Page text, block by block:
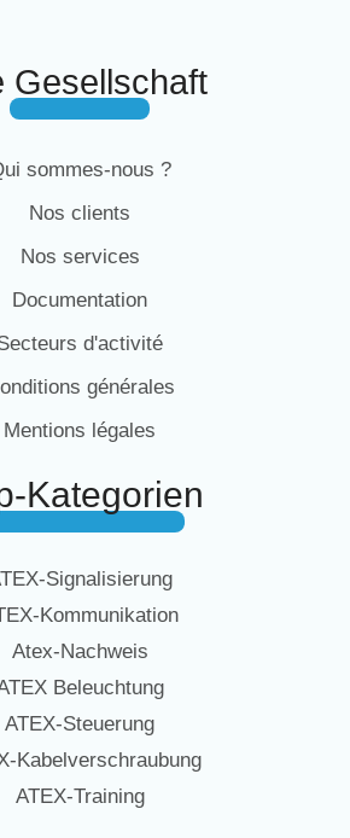
Gesellschaft
sommes-nous ?
Nos clients
Nos services
Documentation
d'activité
générales
Mentions légales
Kategorien
Signalisierung
Kommunikation
Atex-Nachweis
Beleuchtung
ATEX-Steuerung
Kabelverschraubung
ATEX-Training